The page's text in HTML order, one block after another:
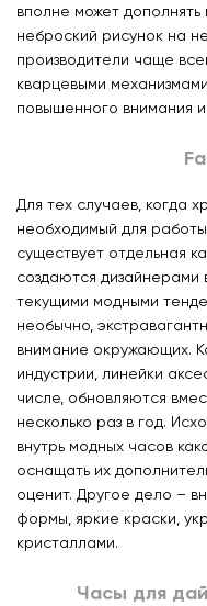
вполне может
неброский рисунок на
производители чаще
кварцевыми
повышенного внимания
Для тех случаев, когда
необходимый для
существует отдельная
создаются дизайнерами
текущими модными
необычно,
внимание окружающих.
индустрии, линейки
числе, обновляются
несколько раз в год.
внутрь модных часов
оснащать их
оценит. Другое дело –
формы, яркие краски,
кристаллами.
Часы для